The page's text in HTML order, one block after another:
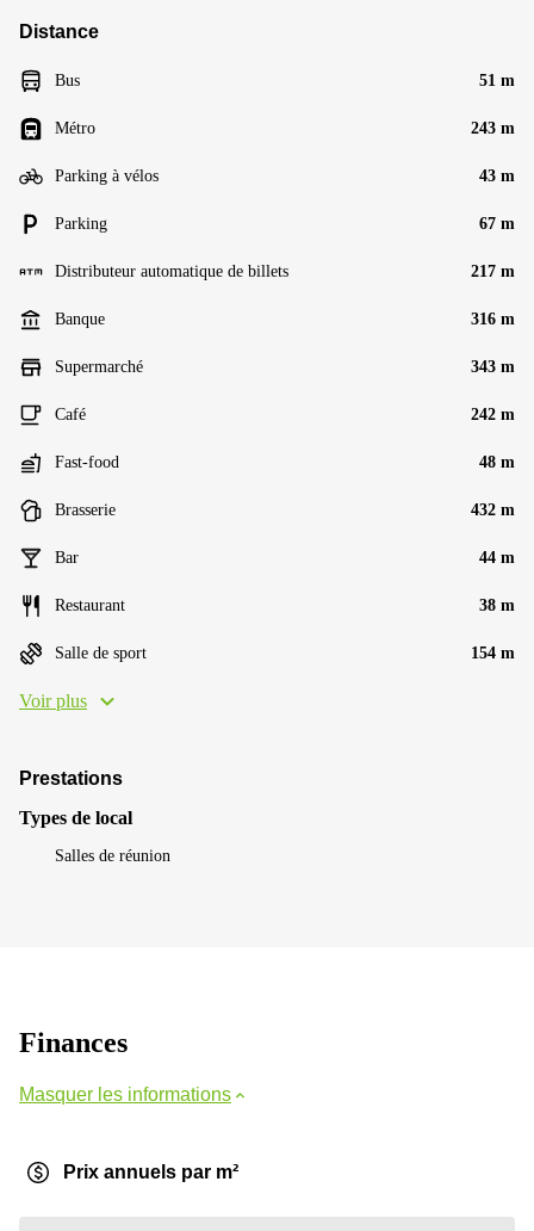
Distance
Bus 51 m
Métro 243 m
Parking à vélos 43 m
Parking 67 m
Distributeur automatique de billets 217 m
Banque 316 m
Supermarché 343 m
Café 242 m
Fast-food 48 m
Brasserie 432 m
Bar 44 m
Restaurant 38 m
Salle de sport 154 m
Voir plus
Prestations
Types de local
Salles de réunion
Finances
Masquer les informations
Prix annuels par m²